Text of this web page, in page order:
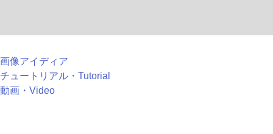
画像アイディア
チュートリアル・Tutorial
動画・Video